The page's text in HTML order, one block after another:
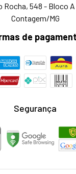
Rocha, 548 - Bloco
Contagem/MG
de
Segurança